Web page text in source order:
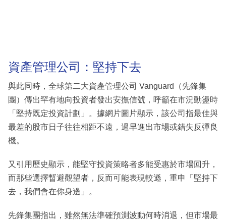
資產管理公司：堅持下去
與此同時，全球第二大資產管理公司 Vanguard（先鋒集
團）傳出罕有地向投資者發出安撫信號，呼籲在市況動盪時
「堅持既定投資計劃」。據網片圖片顯示，該公司指最佳與
最差的股市日子往往相距不遠，過早進出市場或錯失反彈良
機。
又引用歷史顯示，能堅守投資策略者多能受惠於市場回升，
而那些選擇暫避觀望者，反而可能表現較遜，重申「堅持下
去，我們會在你身邊」。
先鋒集團指出，雖然無法準確預測波動何時消退，但市場最